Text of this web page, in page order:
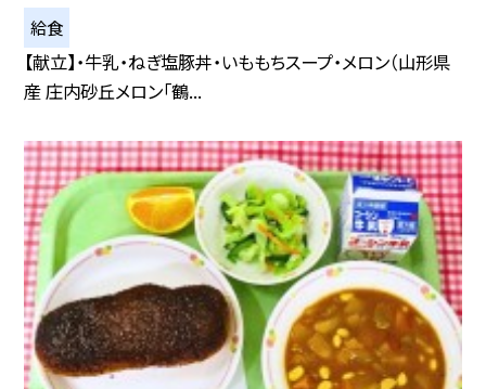
給食
【献立】・牛乳・ねぎ塩豚丼・いももちスープ・メロン（山形県
産 庄内砂丘メロン「鶴...